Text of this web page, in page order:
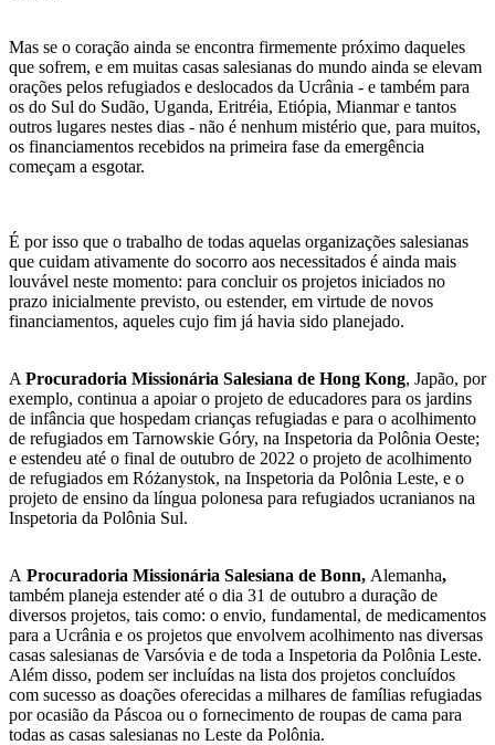
Mas se o coração ainda se encontra firmemente próximo daqueles
que sofrem, e em muitas casas salesianas do mundo ainda se elevam
orações pelos refugiados e deslocados da Ucrânia - e também para
os do Sul do Sudão, Uganda, Eritréia, Etiópia, Mianmar e tantos
outros lugares nestes dias - não é nenhum mistério que, para muitos,
os financiamentos recebidos na primeira fase da emergência
começam a esgotar.
É por isso que o trabalho de todas aquelas organizações salesianas
que cuidam ativamente do socorro aos necessitados é ainda mais
louvável neste momento: para concluir os projetos iniciados no
prazo inicialmente previsto, ou estender, em virtude de novos
financiamentos, aqueles cujo fim já havia sido planejado.
A Procuradoria Missionária Salesiana de Hong Kong, Japão, por
exemplo, continua a apoiar o projeto de educadores para os jardins
de infância que hospedam crianças refugiadas e para o acolhimento
de refugiados em Tarnowskie Góry, na Inspetoria da Polônia Oeste;
e estendeu até o final de outubro de 2022 o projeto de acolhimento
de refugiados em Różanystok, na Inspetoria da Polônia Leste, e o
projeto de ensino da língua polonesa para refugiados ucranianos na
Inspetoria da Polônia Sul.
A Procuradoria Missionária Salesiana de Bonn, Alemanha,
também planeja estender até o dia 31 de outubro a duração de
diversos projetos, tais como: o envio, fundamental, de medicamentos
para a Ucrânia e os projetos que envolvem acolhimento nas diversas
casas salesianas de Varsóvia e de toda a Inspetoria da Polônia Leste.
Além disso, podem ser incluídas na lista dos projetos concluídos
com sucesso as doações oferecidas a milhares de famílias refugiadas
por ocasião da Páscoa ou o fornecimento de roupas de cama para
todas as casas salesianas no Leste da Polônia.